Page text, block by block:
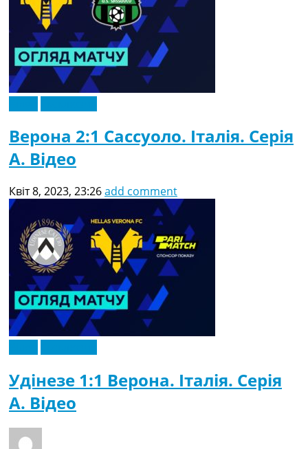
Верона 2:1 Сассуоло. Італія. Серія
A. Відео
Квіт 8, 2023, 23:26add comment
Удінезе 1:1 Верона. Італія. Серія
A. Відео